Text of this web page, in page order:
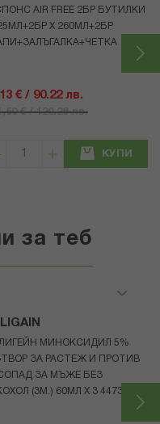
AIR FREE 2БР БУТИЛКИ
Х 260МЛ+2БР
€ / 90.22 лв.
€ / 120.28 лв.
КУПИ
за теб
МИНОКСИДИЛ 5%
ЗА РАСТЕЖ И ПРОТИВ
ЗА МЪЖЕ БЕЗ
(3М.) 60МЛ X 3 4473